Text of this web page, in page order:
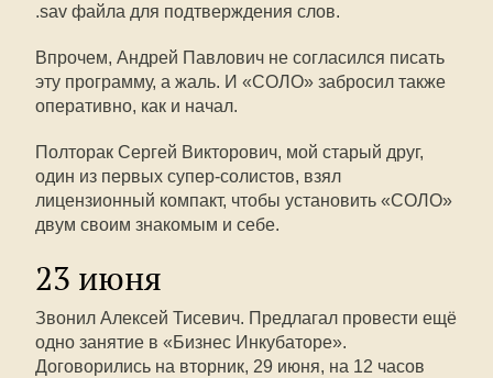
.sav файла для подтверждения слов.
Впрочем, Андрей Павлович не согласился писать
эту программу, а жаль. И «СОЛО» забросил также
оперативно, как и начал.
Полторак Сергей Викторович, мой старый друг,
один из первых супер-солистов, взял
лицензионный компакт, чтобы установить «СОЛО»
двум своим знакомым и себе.
23 июня
Звонил Алексей Тисевич. Предлагал провести ещё
одно занятие в «Бизнес Инкубаторе».
Договорились на вторник, 29 июня, на 12 часов